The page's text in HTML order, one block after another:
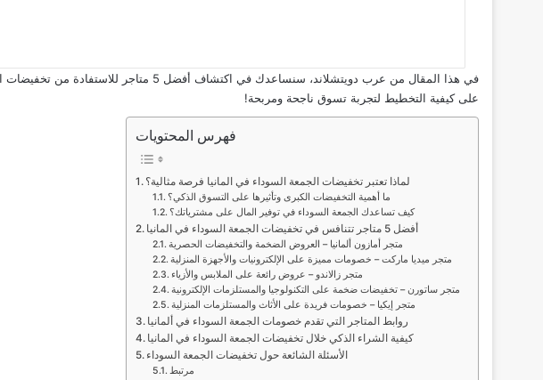
في هذا المقال من عرب دويتشلاند،
على كيفية التخطيط لتجربة تسوق ناجحة ومربحة!
فهرس المحتويات
لماذا تعتبر تخفيضات الجمعة السوداء في المانيا فرصة مثالية؟
ما أهمية التخفيضات الكبرى وتأثيرها على التسوق الذكي؟
كيف تساعدك الجمعة السوداء في توفير المال على مشترياتك؟
أفضل 5 متاجر تتنافس في تخفيضات الجمعة السوداء في المانيا
متجر أمازون ألمانيا – العروض الضخمة والتخفيضات الحصرية
متجر ميديا ماركت – خصومات مميزة على الإلكترونيات والأجهزة المنزلية
متجر زالاندو – عروض رائعة على الملابس والأزياء
متجر ساتورن – تخفيضات ضخمة على التكنولوجيا والمستلزمات الإلكترونية
متجر إيكيا – خصومات فريدة على الأثاث والمستلزمات المنزلية
روابط المتاجر التي تقدم خصومات الجمعة السوداء في ألمانيا
كيفية الشراء الذكي خلال تخفيضات الجمعة السوداء في المانيا
الأسئلة الشائعة حول تخفيضات الجمعة السوداء
مرتبط